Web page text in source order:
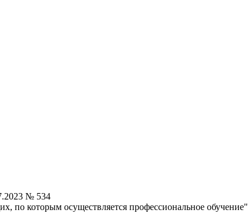
№ 534
по которым осуществляется профессиональное обучение"